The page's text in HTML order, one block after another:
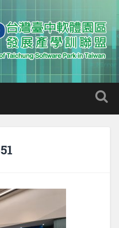
軟體園區發展
聯盟
of Taichung Software Park